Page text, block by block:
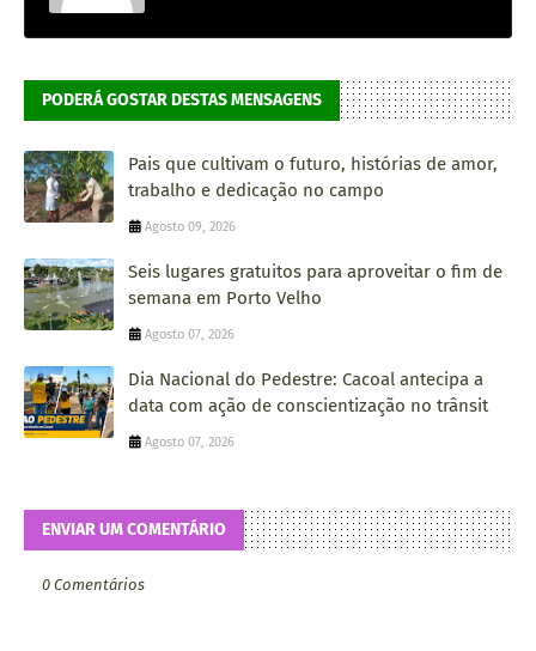
PODERÁ GOSTAR DESTAS MENSAGENS
Pais que cultivam o futuro, histórias de amor,
trabalho e dedicação no campo
Agosto 09, 2026
Seis lugares gratuitos para aproveitar o fim de
semana em Porto Velho
Agosto 07, 2026
Dia Nacional do Pedestre: Cacoal antecipa a
data com ação de conscientização no trânsit
Agosto 07, 2026
ENVIAR UM COMENTÁRIO
0 Comentários